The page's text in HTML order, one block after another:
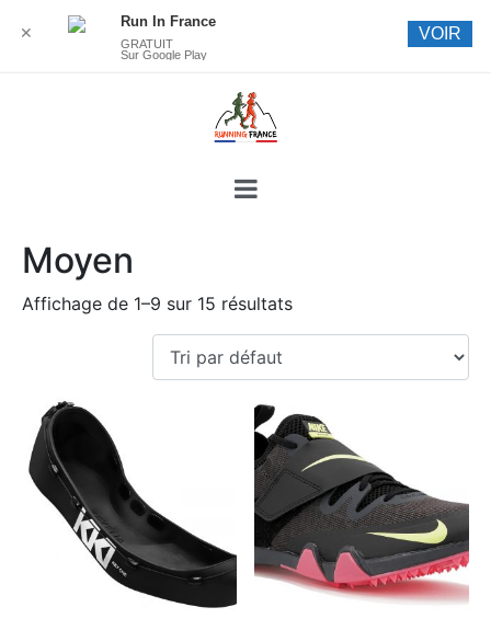
Moyen
Affichage de 1–9 sur 15 résultats
✕
Run In France
GRATUIT
Sur Google Play
VOIR